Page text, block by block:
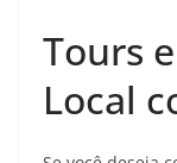
Tours
Local